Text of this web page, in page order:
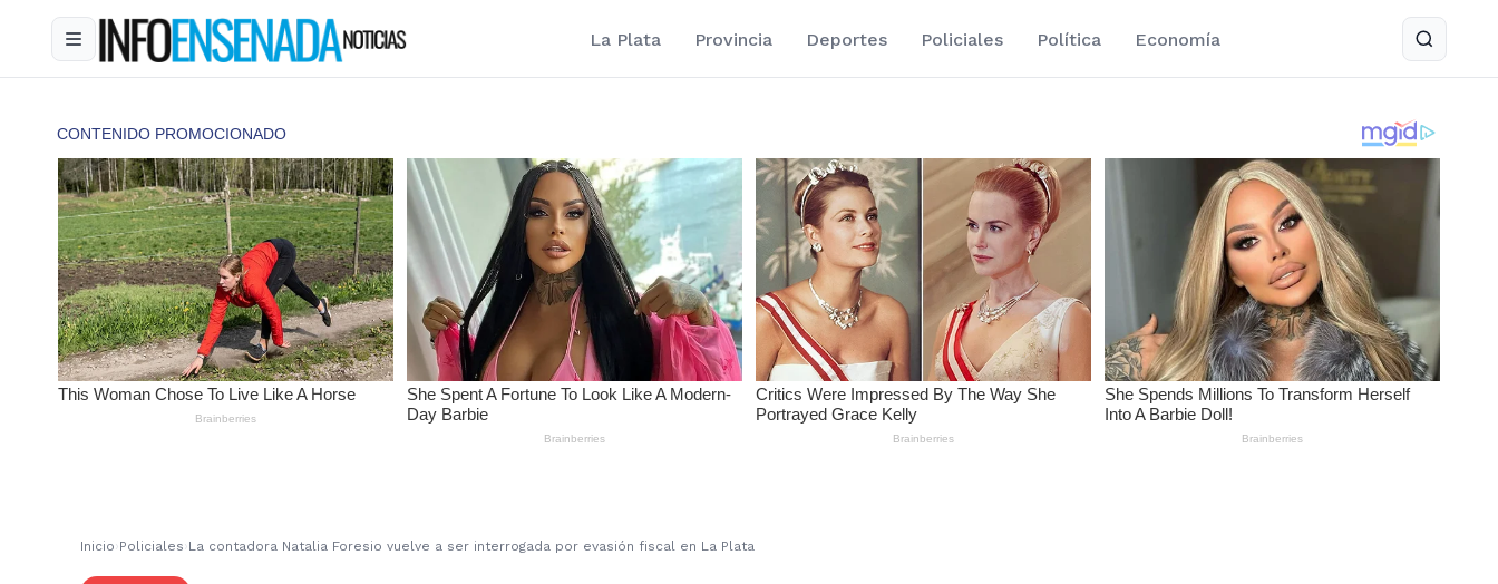
La Plata Provincia Deportes Policiales Política Economía
Inicio ›Policiales ›La contadora Natalia Foresio vuelve a ser interrogada por evasión fiscal en La Plata